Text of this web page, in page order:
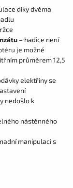
díky dvěma
– hadice není
je možné
průměrem 12,5
elektřiny se
nedošlo k
nástěnného
manipulaci s